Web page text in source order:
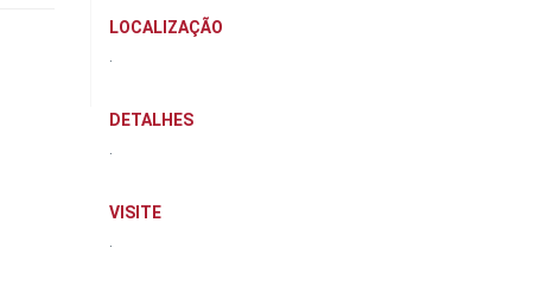
LOCALIZAÇÃO
DETALHES
VISITE